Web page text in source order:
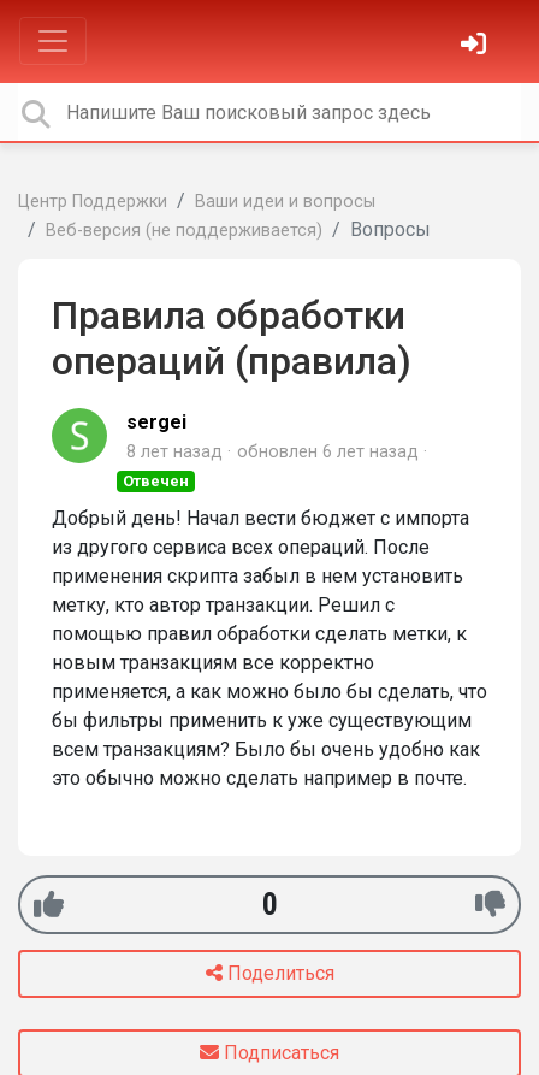
Центр Поддержки
Ваши идеи и вопросы
Веб-версия (не поддерживается)
Вопросы
Правила обработки
операций (правила)
sergei
8 лет назад обновлен 6 лет назад
Отвечен
Добрый день! Начал вести бюджет с импорта
из другого сервиса всех операций. После
применения скрипта забыл в нем установить
метку, кто автор транзакции. Решил с
помощью правил обработки сделать метки, к
новым транзакциям все корректно
применяется, а как можно было бы сделать, что
бы фильтры применить к уже существующим
всем транзакциям? Было бы очень удобно как
это обычно можно сделать например в почте.
0
Поделиться
Подписаться